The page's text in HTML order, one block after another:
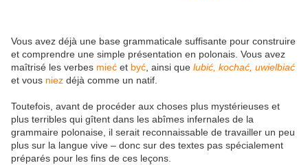
Vous avez déjà une base grammaticale suffisante pour construire
et comprendre une simple présentation en polonais. Vous avez
maîtrisé les verbes mieć et być , ainsi que lubić, kochać, uwielbiać
et vous niez déjà comme un natif.
Toutefois, avant de procéder aux choses plus mystérieuses et
plus terribles qui gîtent dans les abîmes infernales de la
grammaire polonaise, il serait reconnaissable de travailler un peu
plus sur la langue vive – donc sur des textes pas spécialement
préparés pour les fins de ces leçons.